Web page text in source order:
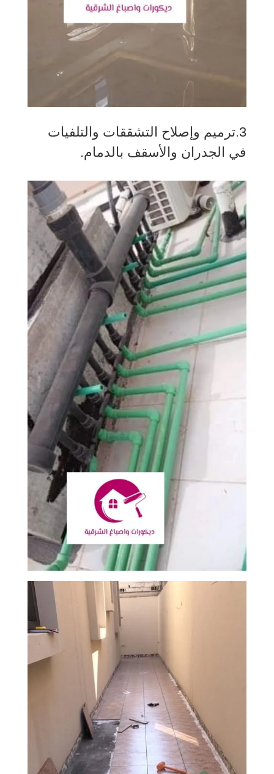
3.ترميم وإصلاح التشققات والتلفيات
في الجدران والأسقف بالدمام.